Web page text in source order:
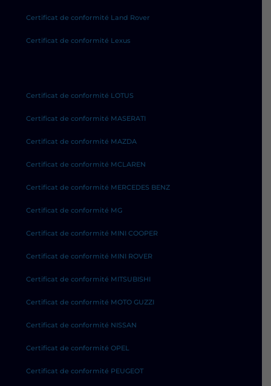
Certificat de conformité Land Rover
Certificat de conformité Lexus
Certificat de conformité LOTUS
Certificat de conformité MASERATI
Certificat de conformité MAZDA
Certificat de conformité MCLAREN
Certificat de conformité MERCEDES BENZ
Certificat de conformité MG
Certificat de conformité MINI COOPER
Certificat de conformité MINI ROVER
Certificat de conformité MITSUBISHI
Certificat de conformité MOTO GUZZI
Certificat de conformité NISSAN
Certificat de conformité OPEL
Certificat de conformité PEUGEOT